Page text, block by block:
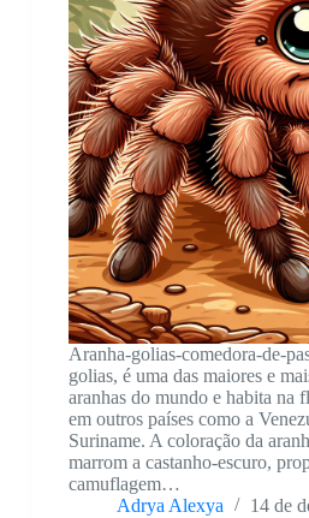
Aranha-golias-comedora-de-
golias, é uma das maiores e
aranhas do mundo e habita na
em outros países como a
Suriname. A coloração da
marrom a castanho-escuro,
camuflagem…
Adrya Alexya
14 de